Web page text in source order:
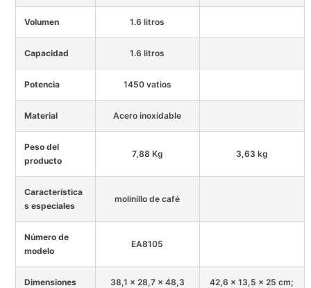
Volumen 1.6 litros
Capacidad 1.6 litros
Potencia 1450 vatios
Material Acero inoxidable
Peso del
producto
7,88 Kg 3,63 kg
Característica
s especiales
molinillo de café
Número de
modelo
EA8105
Dimensiones
38,1 x 28,7 x 48,3
42,6 x 13,5 x 25 cm;